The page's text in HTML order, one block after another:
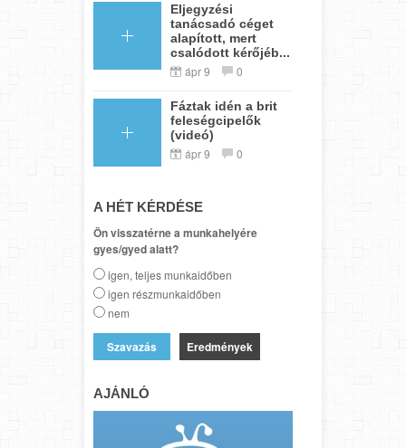
Eljegyzési
tanácsadó céget
alapított, mert
csalódott kérőjéb...
ápr 9 0
Fáztak idén a brit
feleségcipelők
(videó)
ápr 9 0
A HÉT KÉRDÉSE
Ön visszatérne a munkahelyére
gyes/gyed alatt?
igen, teljes munkaidőben
igen részmunkaidőben
nem
Eredmények
AJÁNLÓ